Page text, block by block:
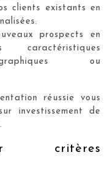
clients existants en
prospects en
ou
réussie vous
investissement de
critères